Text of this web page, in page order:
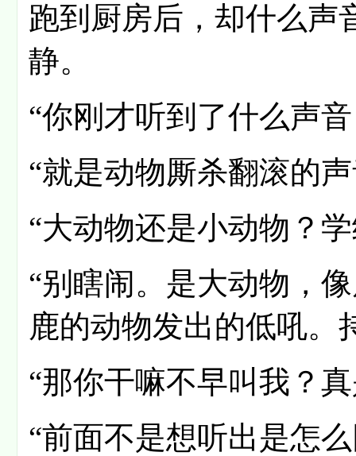
跑到厨房后，却什么声
静。
“你刚才听到了什么声
“就是动物厮杀翻滚的
“大动物还是小动物？
“别瞎闹。是大动物，
鹿的动物发出的低吼。
“那你干嘛不早叫我？
“前面不是想听出是怎